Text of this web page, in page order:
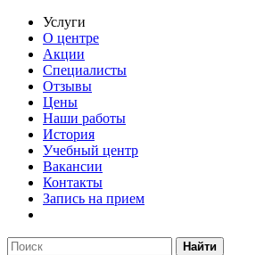
Услуги
О центре
Акции
Специалисты
Отзывы
Цены
Наши работы
История
Учебный центр
Вакансии
Контакты
Запись на прием
Найти